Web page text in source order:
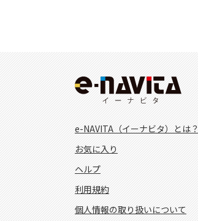
e-NAVITA（イーナビタ）とは？
お気に入り
ヘルプ
利用規約
個人情報の取り扱いについて